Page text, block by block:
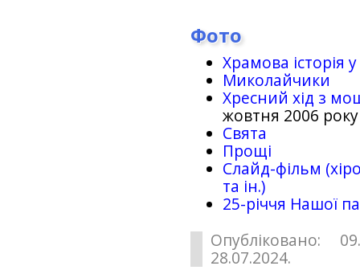
Фото
Храмова історія
Миколайчики
Хресний хід з
жовтня 2006 року
Свята
Прощі
Слайд-фільм
та ін.)
25-рiччя Нашої
Опубліковано:
28.07.2024.